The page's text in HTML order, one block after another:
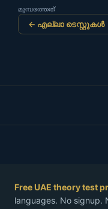
മുമ്പത്തേത്
← എല്ലാ ടെസ്റ്റുകൾ
Free UAE theory test
languages. No signup.